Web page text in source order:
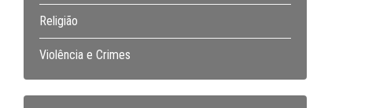
Religião
Violência e Crimes